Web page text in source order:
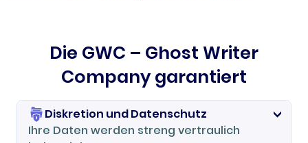
Die GWC – Ghost Writer
Company garantiert
Diskretion und Datenschutz
Ihre Daten werden streng vertraulich